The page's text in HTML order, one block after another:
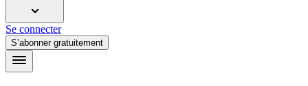
Se connecter
S’abonner gratuitement